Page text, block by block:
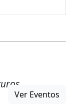
Ver Eventos